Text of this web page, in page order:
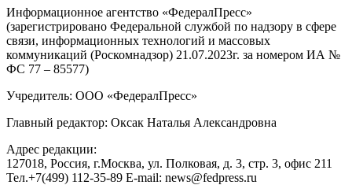
Информационное агентство «ФедералПресс»
(зарегистрировано Федеральной службой по надзору в сфере
связи, информационных технологий и массовых
коммуникаций (Роскомнадзор) 21.07.2023г. за номером ИА №
ФС 77 – 85577)
Учредитель: ООО «ФедералПресс»
Главный редактор: Оксак Наталья Александровна
Адрес редакции:
127018, Россия, г.Москва, ул. Полковая, д. 3, стр. 3, офис 211
Тел.+7(499) 112-35-89 E-mail: news@fedpress.ru